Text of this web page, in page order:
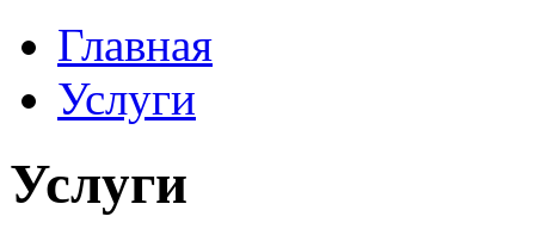
Главная
Услуги
Услуги